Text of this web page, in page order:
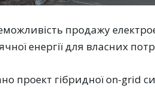
продажу
енергії для власних
проект гібридної on-grid